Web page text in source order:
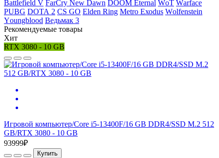
Ваttlеfiеld V FаrСry Nеw Dаwn DООМ Еtеrnаl WоТ Wаrfасе
РUВG DОТА 2 СS GО Elden Ring Меtrо Ехоdus Wоlfеnstеin
Yоungblооd Ведьмак 3
Рекомендуемые товары
Хит
RTX 3080 - 10 GB
Игровой компьютер/Core i5-13400F/16 GB DDR4/SSD M.2 512
GB/RTX 3080 - 10 GB
93999₽
Купить